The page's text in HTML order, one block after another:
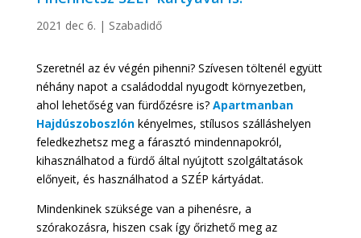
2021 dec 6. | Szabadidő
Szeretnél az év végén pihenni? Szívesen töltenél együtt
néhány napot a családoddal nyugodt környezetben,
ahol lehetőség van fürdőzésre is? Apartmanban
Hajdúszoboszlón kényelmes, stílusos szálláshelyen
feledkezhetsz meg a fárasztó mindennapokról,
kihasználhatod a fürdő által nyújtott szolgáltatások
előnyeit, és használhatod a SZÉP kártyádat.
Mindenkinek szüksége van a pihenésre, a
szórakozásra, hiszen csak így őrizhető meg az